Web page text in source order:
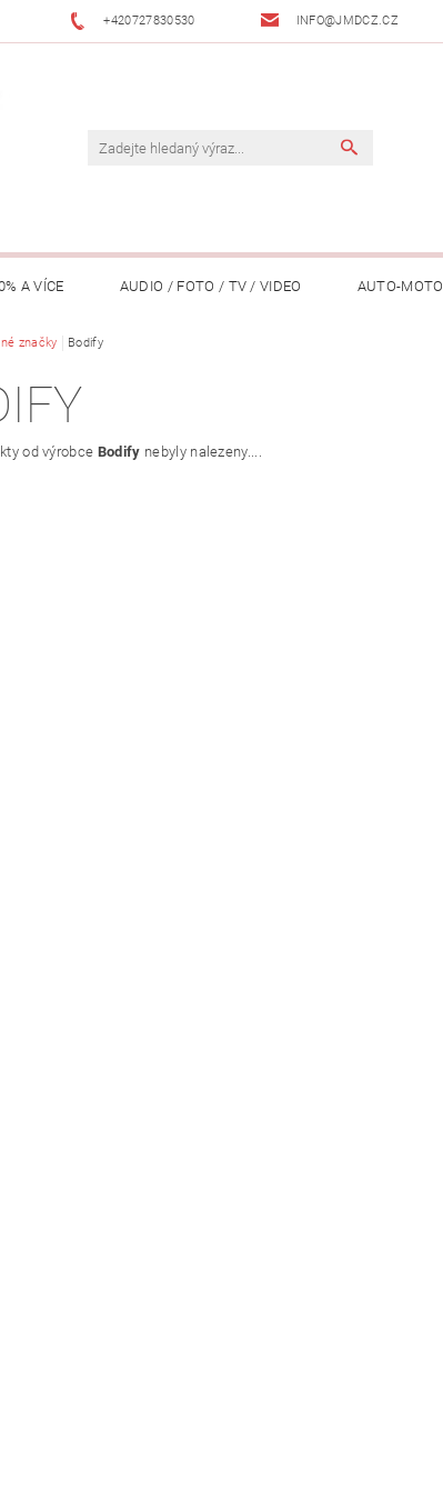
+420727830530 INFO@JMDCZ.CZ
A VÍCE AUDIO / FOTO / TV / VIDEO AUTO-MOTO
/ ZAHRADA
TABLETY / PŘÍSLUŠENSTVÍ
...) OSOBNÍ POMŮCKY
značky Bodify
od výrobce Bodify nebyly nalezeny....